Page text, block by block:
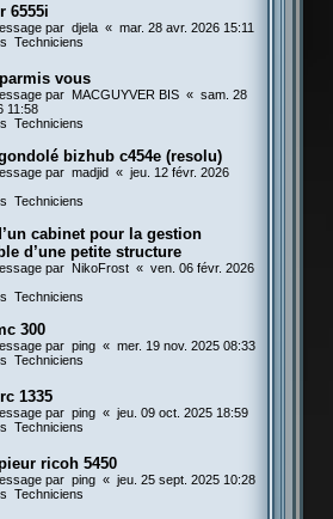
6555i
par djela « mar. 28 avr. 2026 15:11
Techniciens
vous
par MACGUYVER BIS « sam. 28
11:58
Techniciens
bizhub c454e (resolu)
par madjid « jeu. 12 févr. 2026
Techniciens
cabinet pour la gestion
d’une petite structure
par NikoFrost « ven. 06 févr. 2026
Techniciens
300
par ping « mer. 19 nov. 2025 08:33
Techniciens
1335
par ping « jeu. 09 oct. 2025 18:59
Techniciens
ricoh 5450
par ping « jeu. 25 sept. 2025 10:28
Techniciens